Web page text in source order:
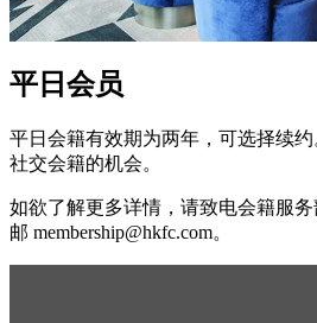
平日会员
平日会籍有效期为两年，可选择续
社交会籍的机会。
如欲了解更多详情，请致电会籍服务
邮 membership@hkfc.com。